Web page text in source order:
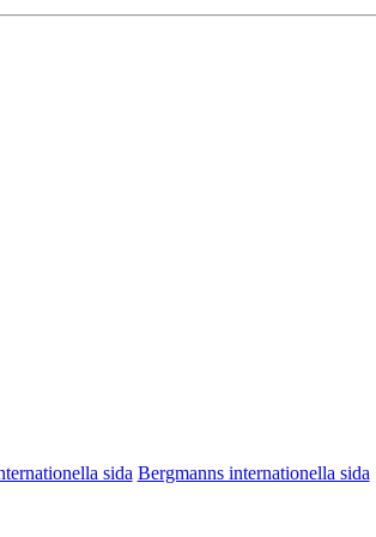
sida Bergmanns internationella sida